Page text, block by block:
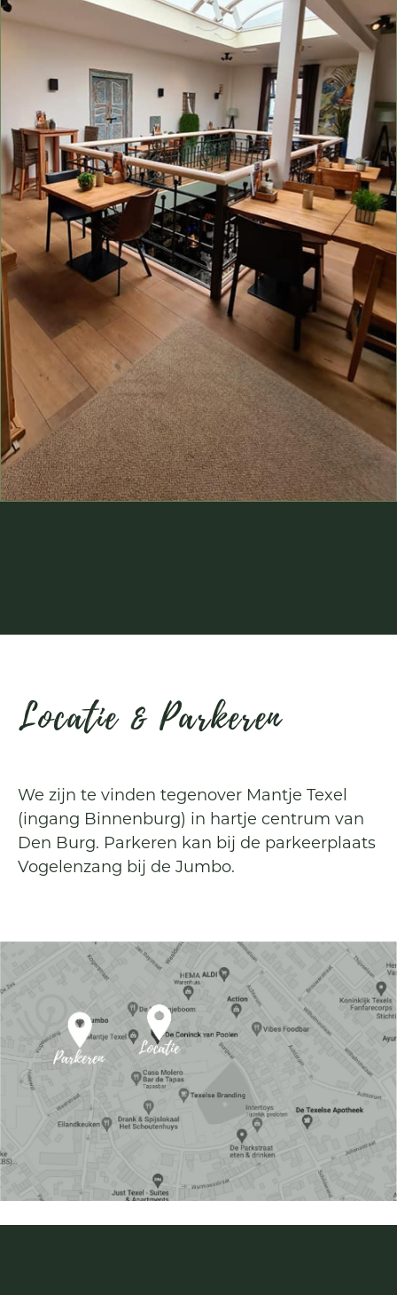
Locatie & Parkeren
We zijn te vinden tegenover Mantje Texel
(ingang Binnenburg) in hartje centrum van
Den Burg. Parkeren kan bij de parkeerplaats
Vogelenzang bij de Jumbo.